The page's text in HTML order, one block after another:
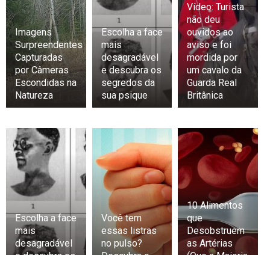
Imagens
Surpreendentes
Capturadas
por Câmeras
Escondidas na
Natureza
Escolha a face
mais
desagradável
e descubra os
segredos da
sua psique
Vídeo: Turista
não deu
ouvidos ao
aviso e foi
mordida por
um cavalo da
Guarda Real
Britânica
Escolha a face
mais
desagradável
Você tem
essas listras
no pulso?
10 Alimentos
que
Desobstruem
as Artérias